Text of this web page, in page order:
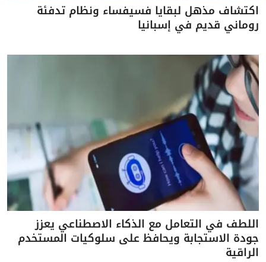
اكتشاف مذهل لبقايا فسيفساء ونظام تدفئة
روماني قديم في إسبانيا
اللطف في التعامل مع الذكاء الاصطناعي يعزز
جودة الاستجابة ويحافظ على سلوكيات المستخدم
الراقية